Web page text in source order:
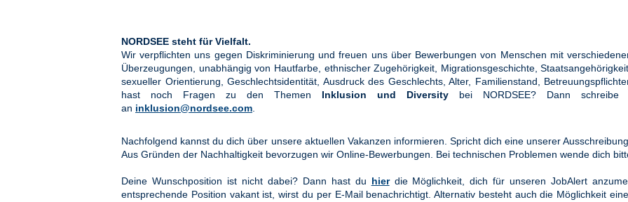
NORDSEE steht für Vielfalt.
Wir verpflichten uns gegen Diskriminierung und freuen uns über Bewerbungen von Menschen mit
Überzeugungen, unabhängig von Hautfarbe, ethnischer Zugehörigkeit, Migrationsgeschichte,
sexueller Orientierung, Geschlechtsidentität, Ausdruck des Geschlechts, Alter, Familienstand,
hast noch Fragen zu den Themen Inklusion und Diversity bei NORDSEE? Dann
an inklusion@nordsee.com
Nachfolgend kannst du dich über unsere aktuellen Vakanzen informieren. Spricht dich eine unserer
Aus Gründen der Nachhaltigkeit bevorzugen wir Online-Bewerbungen. Bei technischen Problemen wende dich
Deine Wunschposition ist nicht dabei? Dann hast du hierdie Möglichkeit, dich für unseren JobAlert
entsprechende Position vakant ist, wirst du per E-Mail benachrichtigt. Alternativ besteht auch die Möglichkeit